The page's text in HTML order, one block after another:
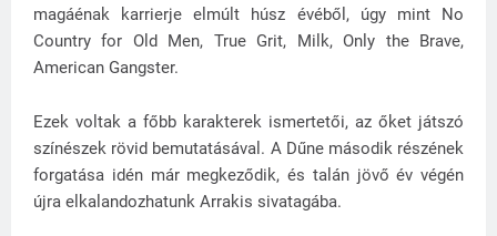
magáénak karrierje elmúlt húsz évéből, úgy mint No
Country for Old Men, True Grit, Milk, Only the Brave,
American Gangster.
Ezek voltak a főbb karakterek ismertetői, az őket játszó
színészek rövid bemutatásával. A Dűne második részének
forgatása idén már megkeződik, és talán jövő év végén
újra elkalandozhatunk Arrakis sivatagába.